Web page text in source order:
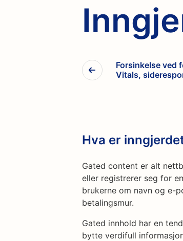
Forsinkelse ved
Vitals,
Hva er
Gated content er alt
eller registrerer seg for
brukerne om navn og e-
betalingsmur.
Gated innhold har en
bytte verdifull